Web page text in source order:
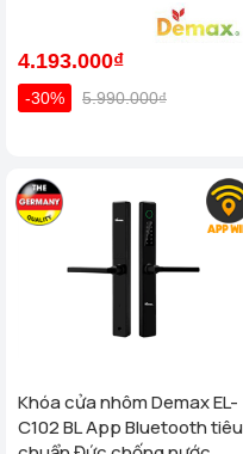
4.193.000₫
-30% 5.990.000₫
Khóa cửa nhôm Demax EL-
C102 BL App Bluetooth tiêu